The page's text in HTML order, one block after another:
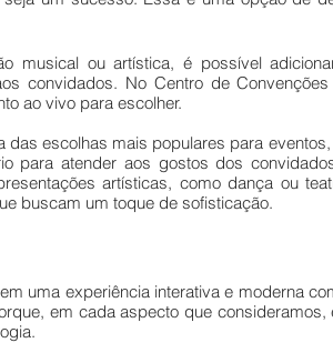
musical ou artística, é possível
convidados. No Centro de
ao vivo para escolher.
das escolhas mais populares para
para atender aos gostos dos
artísticas, como dança ou
buscam um toque de sofisticação.
uma experiência interativa e moderna
em cada aspecto que